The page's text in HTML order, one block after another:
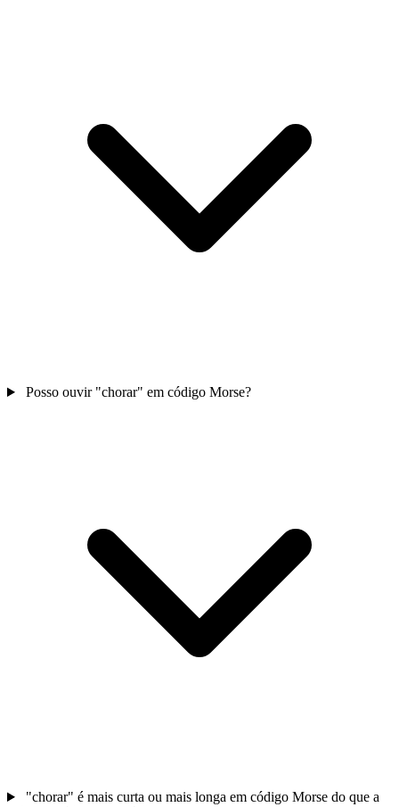
Posso ouvir "chorar" em código Morse?
"chorar" é mais curta ou mais longa em código Morse do que a